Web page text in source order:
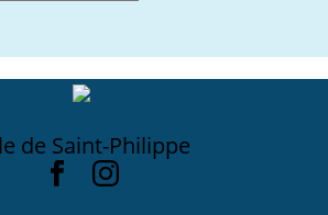
de Saint-Philippe